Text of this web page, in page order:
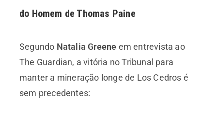
do Homem de Thomas Paine
Segundo Natalia Greene em entrevista ao
The Guardian, a vitória no Tribunal para
manter a mineração longe de Los Cedros é
sem precedentes: